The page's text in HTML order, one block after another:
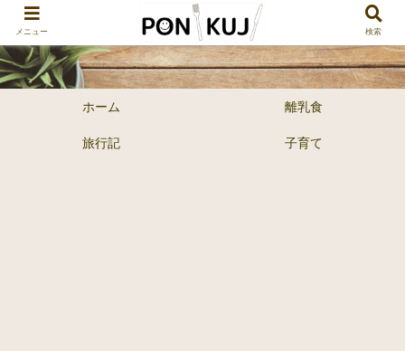
ホーム 離乳食
旅行記 子育て
メニュー 検索